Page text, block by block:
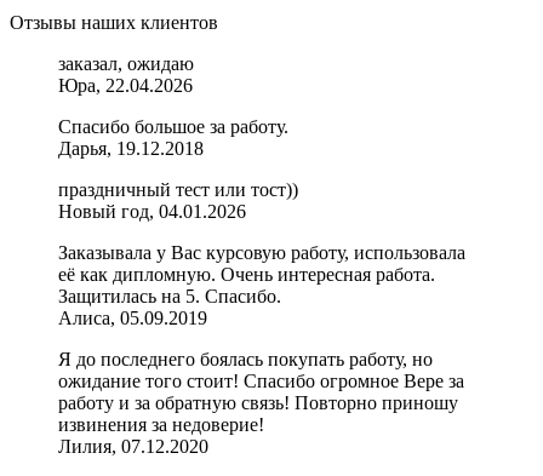
Отзывы наших клиентов
заказал, ожидаю
Юра, 22.04.2026
Спасибо большое за работу.
Дарья, 19.12.2018
праздничный тест или тост))
Новый год, 04.01.2026
Заказывала у Вас курсовую работу, использовала
её как дипломную. Очень интересная работа.
Защитилась на 5. Спасибо.
Алиса, 05.09.2019
Я до последнего боялась покупать работу, но
ожидание того стоит! Спасибо огромное Вере за
работу и за обратную связь! Повторно приношу
извинения за недоверие!
Лилия, 07.12.2020